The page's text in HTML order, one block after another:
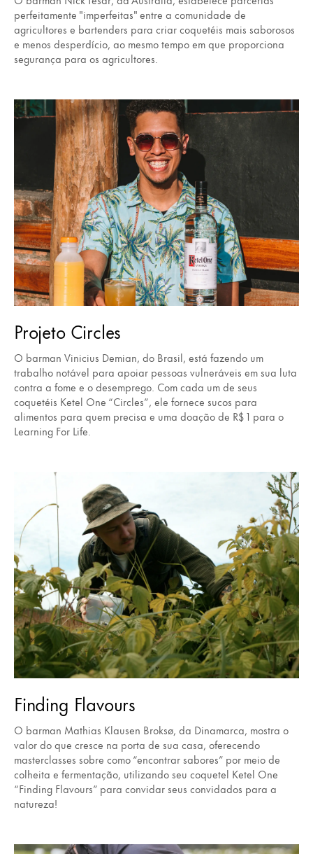
perfeitamente "imperfeitas" entre a comunidade de
agricultores e bartenders para criar coquetéis mais saborosos
e menos desperdício, ao mesmo tempo em que proporciona
segurança para os agricultores.
Projeto Circles
O barman Vinicius Demian, do Brasil, está fazendo um
trabalho notável para apoiar pessoas vulneráveis em sua luta
contra a fome e o desemprego. Com cada um de seus
coquetéis Ketel One “Circles”, ele fornece sucos para
alimentos para quem precisa e uma doação de R$ 1 para o
Learning For Life.
Finding Flavours
O barman Mathias Klausen Broksø, da Dinamarca, mostra o
valor do que cresce na porta de sua casa, oferecendo
masterclasses sobre como “encontrar sabores” por meio de
colheita e fermentação, utilizando seu coquetel Ketel One
“Finding Flavours” para convidar seus convidados para a
natureza!